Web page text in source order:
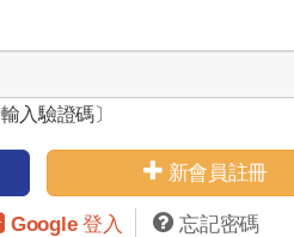
輸入驗證碼〕
新會員註冊
Google 登入 忘記密碼